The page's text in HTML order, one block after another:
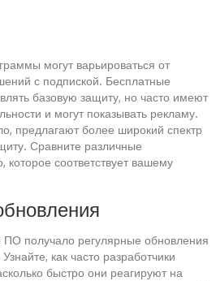
могут варьироваться от
с подпиской. Бесплатные
базовую защиту, но часто имеют
и могут показывать рекламу.
предлагают более широкий спектр
Сравните различные
соответствует вашему
ПО получало регулярные обновления
как часто разработчики
быстро они реагируют на